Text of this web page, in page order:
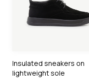
Insulated sneakers on
lightweight sole